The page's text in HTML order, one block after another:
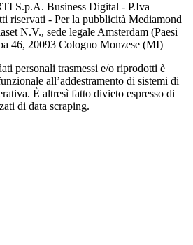
S.p.A. Business Digital - P.Iva
riservati - Per la pubblicità Mediamond
N.V., sede legale Amsterdam (Paesi
46, 20093 Cologno Monzese (MI)
personali trasmessi e/o riprodotti è
all’addestramento di sistemi di
È altresì fatto divieto espresso di
di data scraping.